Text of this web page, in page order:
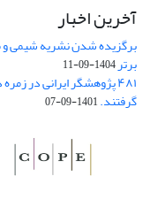
آخرین اخبار
برگزیده شدن نشریه شیمی و
برتر1404-09-11
۴۸۱ پژوهشگر ایرانی در
گرفتند.1401-09-07